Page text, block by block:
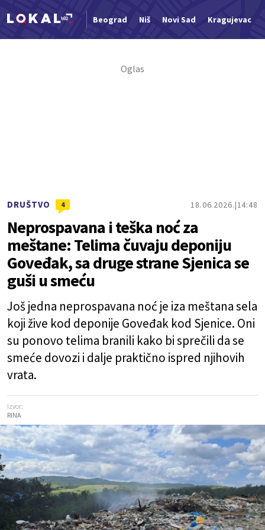
Beograd Niš Novi Sad Kragujevac
DRUŠTVO 4 18.06.2026. 14:48
Neprospavana i teška noć za
meštane: Telima čuvaju deponiju
Goveđak, sa druge strane Sjenica se
guši u smeću
Još jedna neprospavana noć je iza meštana sela
koji žive kod deponije Goveđak kod Sjenice. Oni
su ponovo telima branili kako bi sprečili da se
smeće dovozi i dalje praktično ispred njihovih
vrata.
Izvor:
RINA